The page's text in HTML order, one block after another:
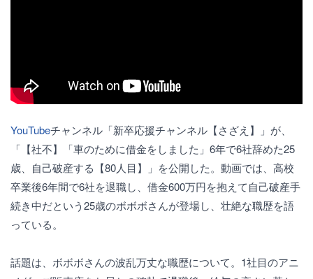
YouTubeチャンネル「新卒応援チャンネル【さざえ】」が、
「【社不】「車のために借金をしました」6年で6社辞めた25
歳、自己破産する【80人目】」を公開した。動画では、高校
卒業後6年間で6社を退職し、借金600万円を抱えて自己破産手
続き中だという25歳のボボボさんが登場し、壮絶な職歴を語
っている。
話題は、ボボボさんの波乱万丈な職歴について。1社目のアニ